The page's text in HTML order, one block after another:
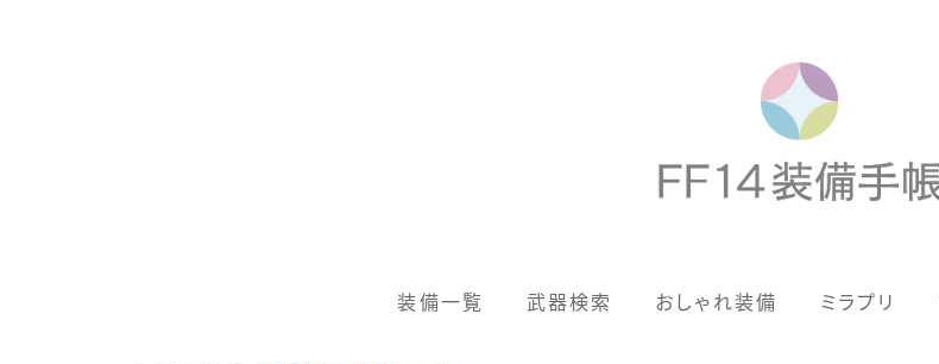
装備一覧 武器検索 おしゃれ装備 ミラプリ
男女別デザイン